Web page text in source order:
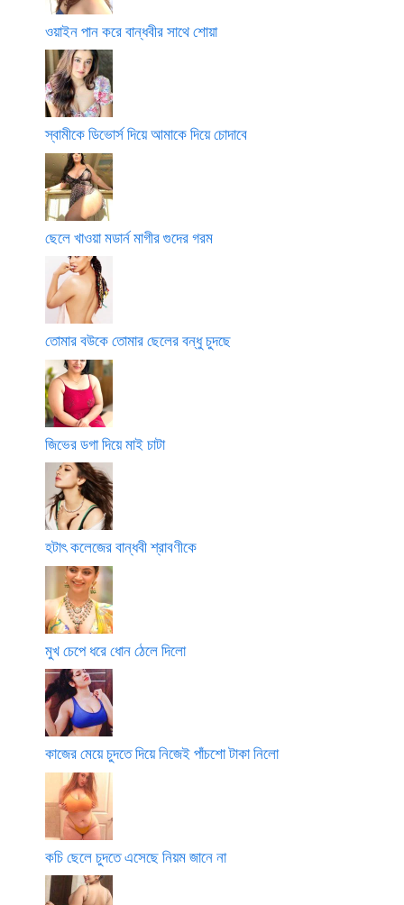
ওয়াইন পান করে বান্ধবীর সাথে শোয়া
স্বামীকে ডিভোর্স দিয়ে আমাকে দিয়ে চোদাবে
ছেলে খাওয়া মডার্ন মাগীর গুদের গরম
তোমার বউকে তোমার ছেলের বন্ধু চুদছে
জিভের ডগা দিয়ে মাই চাটা
হটাৎ কলেজের বান্ধবী শ্রাবণীকে
মুখ চেপে ধরে ধোন ঠেলে দিলো
কাজের মেয়ে চুদতে দিয়ে নিজেই পাঁচশো টাকা নিলো
কচি ছেলে চুদতে এসেছে নিয়ম জানে না